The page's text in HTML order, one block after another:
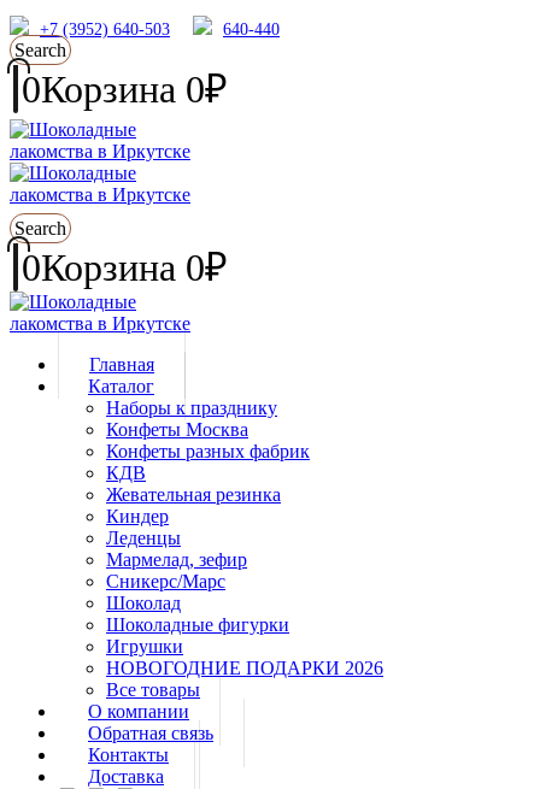
+7 (3952) 640-503 640-440
Search
0Корзина 0₽
Search
0Корзина 0₽
Главная
Каталог
Наборы к празднику
Конфеты Москва
Конфеты разных фабрик
КДВ
Жевательная резинка
Киндер
Леденцы
Мармелад, зефир
Сникерс/Марс
Шоколад
Шоколадные фигурки
Игрушки
НОВОГОДНИЕ ПОДАРКИ 2026
Все товары
О компании
Обратная связь
Контакты
Доставка